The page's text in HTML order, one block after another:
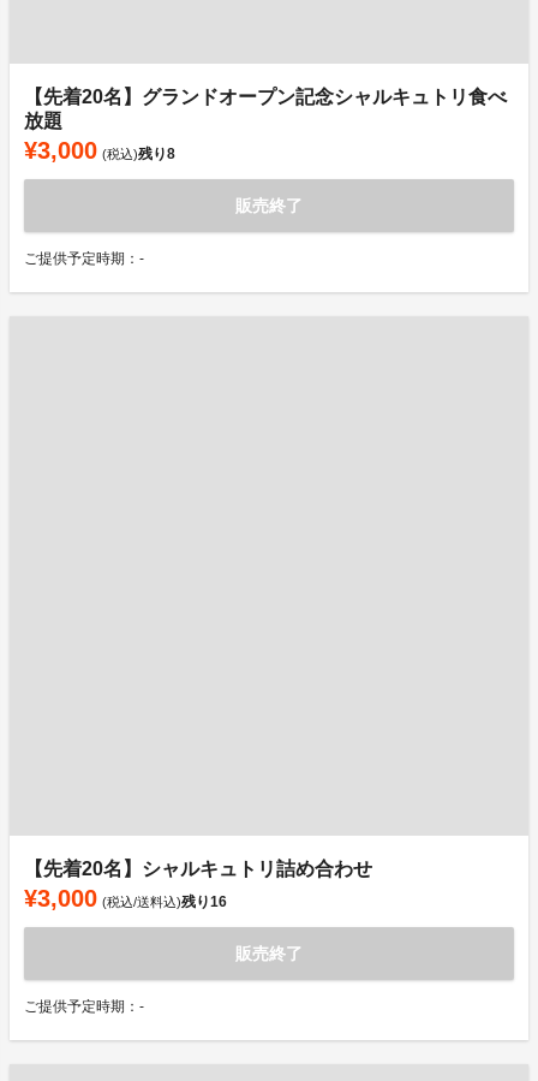
【先着20名】グランドオープン記念シャルキュトリ食べ
放題
¥3,000 (税込)残り8
販売終了
ご提供予定時期：-
【先着20名】シャルキュトリ詰め合わせ
¥3,000 (税込/送料込)残り16
販売終了
ご提供予定時期：-